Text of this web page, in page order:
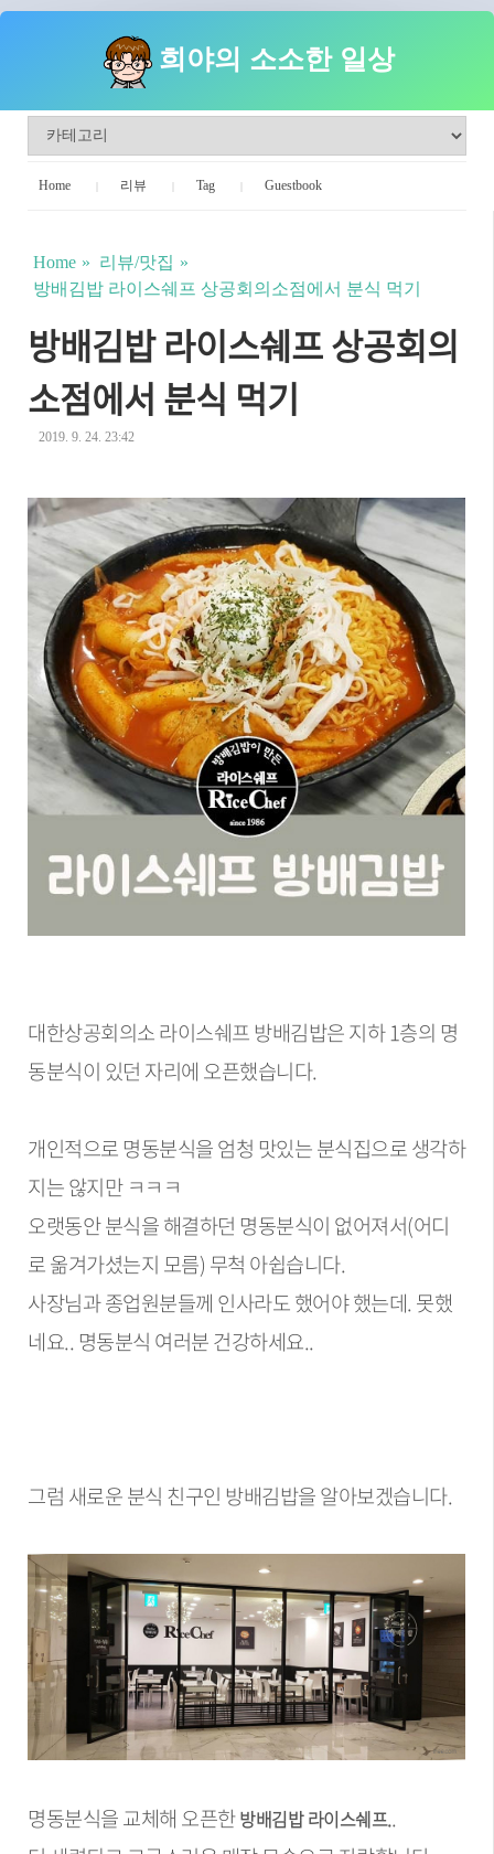
희야의 소소한 일상
Home 리뷰 Tag Guestbook
Home
리뷰/맛집
방배김밥 라이스쉐프 상공회의소점에서 분식 먹기
방배김밥 라이스쉐프 상공회의
소점에서 분식 먹기
2019. 9. 24. 23:42
대한상공회의소 라이스쉐프 방배김밥은 지하 1층의 명
동분식이 있던 자리에 오픈했습니다.
개인적으로 명동분식을 엄청 맛있는 분식집으로 생각하
지는 않지만 ㅋㅋㅋ
오랫동안 분식을 해결하던 명동분식이 없어져서(어디
로 옮겨가셨는지 모름) 무척 아쉽습니다.
사장님과 종업원분들께 인사라도 했어야 했는데. 못했
네요.. 명동분식 여러분 건강하세요..
그럼 새로운 분식 친구인 방배김밥을 알아보겠습니다.
명동분식을 교체해 오픈한방배김밥 라이스쉐프..